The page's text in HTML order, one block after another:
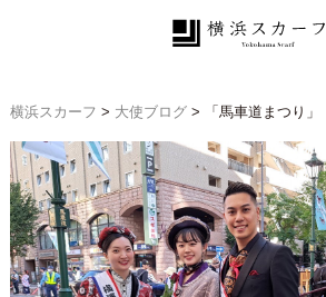
横浜スカーフ > 大使ブログ> 「馬車道まつり」